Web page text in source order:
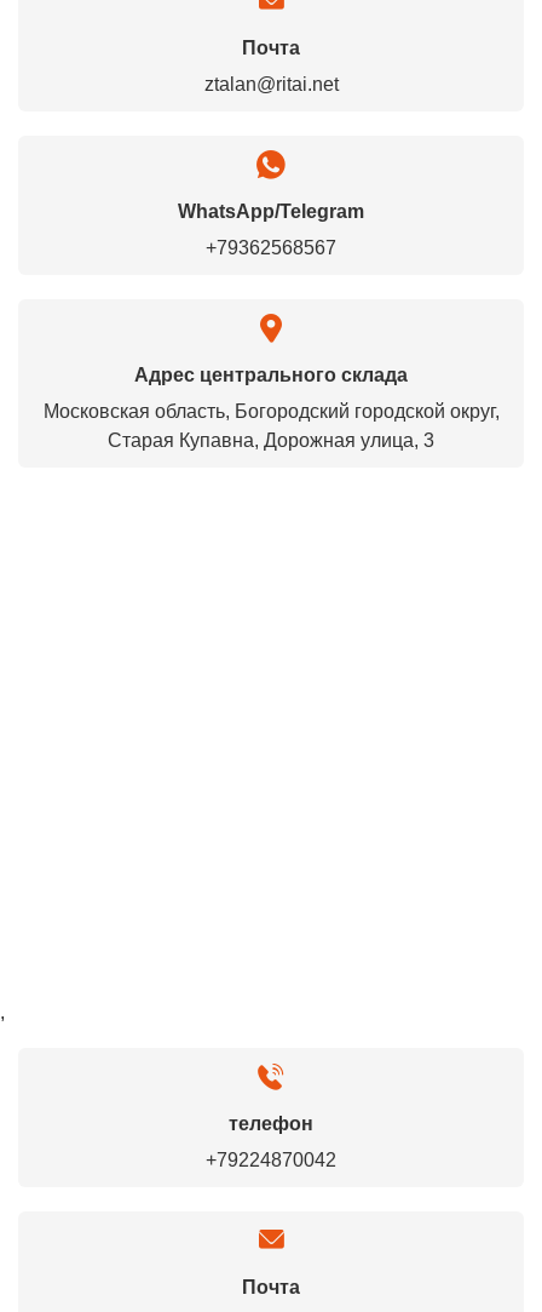
Почта
ztalan@ritai.net
WhatsApp/Telegram
+79362568567
Адрес центрального склада
Московская область, Богородский городской округ,
Старая Купавна, Дорожная улица, 3
,
телефон
+79224870042
Почта